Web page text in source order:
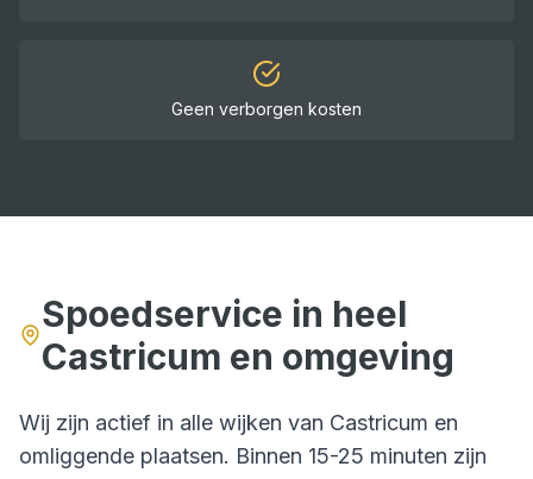
Geen verborgen kosten
Spoedservice in heel
Castricum en omgeving
Wij zijn actief in alle wijken van Castricum en
omliggende plaatsen. Binnen 15-25 minuten zijn